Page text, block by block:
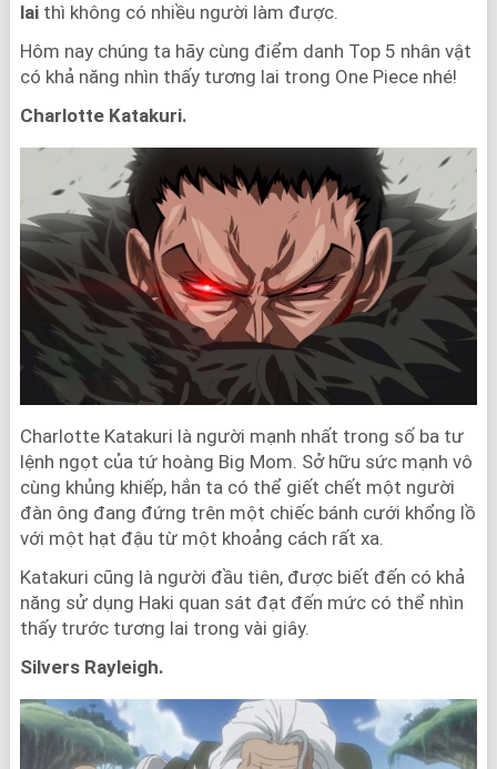
laithì không có nhiều người làm được.
Hôm nay chúng ta hãy cùng điểm danh Top 5 nhân vật
có khả năng nhìn thấy tương lai trong One Piece nhé!
Charlotte Katakuri.
Charlotte Katakuri là người mạnh nhất trong số ba tư
lệnh ngọt của tứ hoàng Big Mom. Sở hữu sức mạnh vô
cùng khủng khiếp, hắn ta có thể giết chết một người
đàn ông đang đứng trên một chiếc bánh cưới khổng lồ
với một hạt đậu từ một khoảng cách rất xa.
Katakuri cũng là người đầu tiên, được biết đến có khả
năng sử dụng Haki quan sát đạt đến mức có thể nhìn
thấy trước tương lai trong vài giây.
Silvers Rayleigh.